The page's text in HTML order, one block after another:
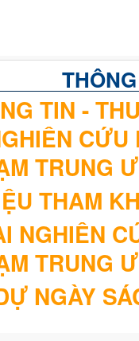
TIN -
TRUNG
THAM
NGHIÊN
TRUNG
NGÀY